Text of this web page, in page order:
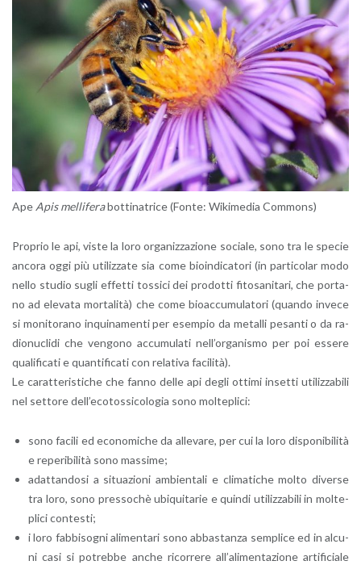
ApeApis mel­li­fe­rabot­ti­na­tri­ce (Fonte: Wi­ki­me­dia Com­mons)
Pro­prio le api, viste la loro or­ga­niz­za­zio­ne so­cia­le, sono tra le spe­cie
an­co­ra oggi più uti­liz­za­te sia come bioin­d­i­ca­to­ri (in par­ti­co­lar modo
nello stu­dio sugli ef­fet­ti tos­si­ci dei pro­dot­ti fi­to­sa­ni­ta­ri, che por­ta­
no ad ele­va­ta mor­ta­li­tà) che come bioac­c­u­mu­la­to­ri (quan­do in­ve­ce
si mo­ni­to­ra­no in­qui­na­men­ti per esem­pio da me­tal­li pe­san­ti o da ra­
dio­nu­cli­di che ven­go­no ac­cu­mu­la­ti nel­l’or­ga­ni­smo per poi es­se­re
qua­li­fi­ca­ti e quan­ti­fi­ca­ti con re­la­ti­va fa­ci­li­tà).
Le ca­rat­te­ri­sti­che che fanno delle api degli ot­ti­mi in­set­ti uti­liz­za­bi­li
nel set­to­re del­l’e­co­tos­si­co­lo­gia sono mol­te­pli­ci:
sono fa­ci­li ed eco­no­mi­che da al­le­va­re, per cui la loro di­spo­ni­bi­li­tà
e re­pe­ri­bi­li­tà sono mas­si­me;
adat­tan­do­si a si­tua­zio­ni am­bien­ta­li e cli­ma­ti­che molto di­ver­se
tra loro, sono pres­so­chè ubi­qui­ta­rie e quin­di uti­liz­za­bi­li in mol­te­
pli­ci con­te­sti;
i loro fab­bi­so­gni ali­men­ta­ri sono ab­ba­stan­za sem­pli­ce ed in al­cu­
ni casi si po­treb­be anche ri­cor­re­re al­l’a­li­men­ta­zio­ne ar­ti­fi­cia­le